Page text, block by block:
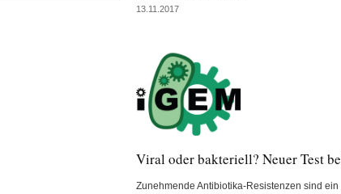
13.11.2017
Viral oder bakteriell? Neuer Test
Zunehmende Antibiotika-Resistenzen sind